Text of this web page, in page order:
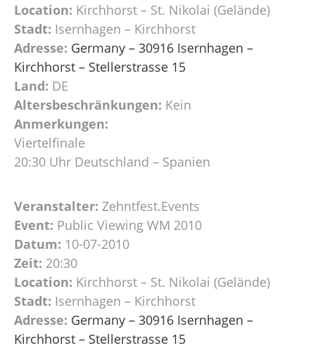
Location: Kirchhorst – St. Nikolai (Gelände)
Stadt: Isernhagen – Kirchhorst
Adresse: Germany – 30916 Isernhagen –
Kirchhorst – Stellerstrasse 15
Land: DE
Altersbeschränkungen: Kein
Anmerkungen:
Viertelfinale
20:30 Uhr Deutschland – Spanien
Veranstalter: Zehntfest.Events
Event: Public Viewing WM 2010
Datum: 10-07-2010
Zeit: 20:30
Location: Kirchhorst – St. Nikolai (Gelände)
Stadt: Isernhagen – Kirchhorst
Adresse: Germany – 30916 Isernhagen –
Kirchhorst – Stellerstrasse 15